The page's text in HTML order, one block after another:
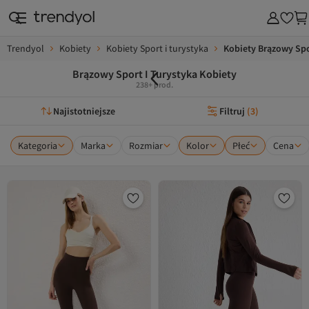
Trendyol Kobiety Kobiety Sport i turystyka Kobiety Brązowy
Brązowy Sport I Turystyka Kobiety
238+ prod.
Najistotniejsze Filtruj (3)
Kategoria Marka Rozmiar Kolor Płeć Cena